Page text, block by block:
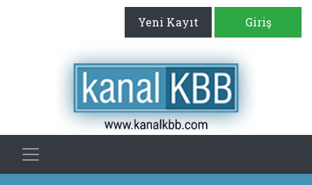
Yeni Kayıt Giriş